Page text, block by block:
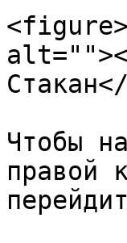
Чтобы
правой